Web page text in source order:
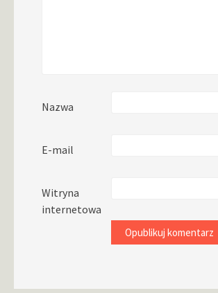
Nazwa
E-mail
Witryna
internetowa